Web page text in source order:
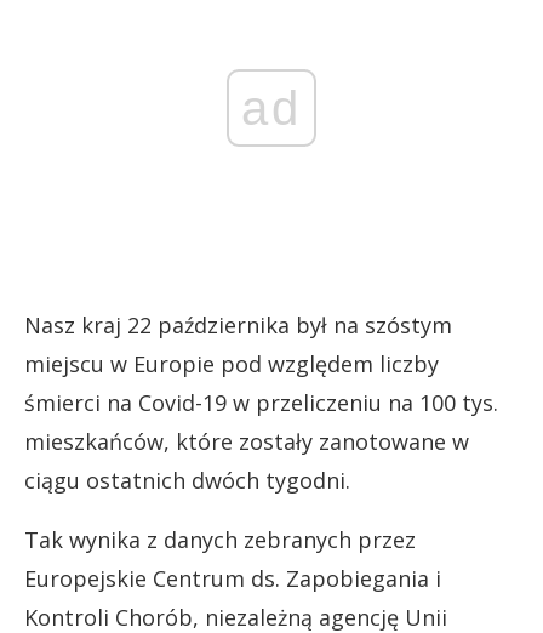
ad
Nasz kraj 22 października był na szóstym
miejscu w Europie pod względem liczby
śmierci na Covid-19 w przeliczeniu na 100 tys.
mieszkańców, które zostały zanotowane w
ciągu ostatnich dwóch tygodni.
Tak wynika z danych zebranych przez
Europejskie Centrum ds. Zapobiegania i
Kontroli Chorób, niezależną agencję Unii